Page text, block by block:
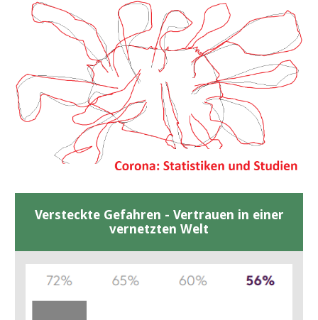
Versteckte Gefahren - Vertrauen in einer
vernetzten Welt